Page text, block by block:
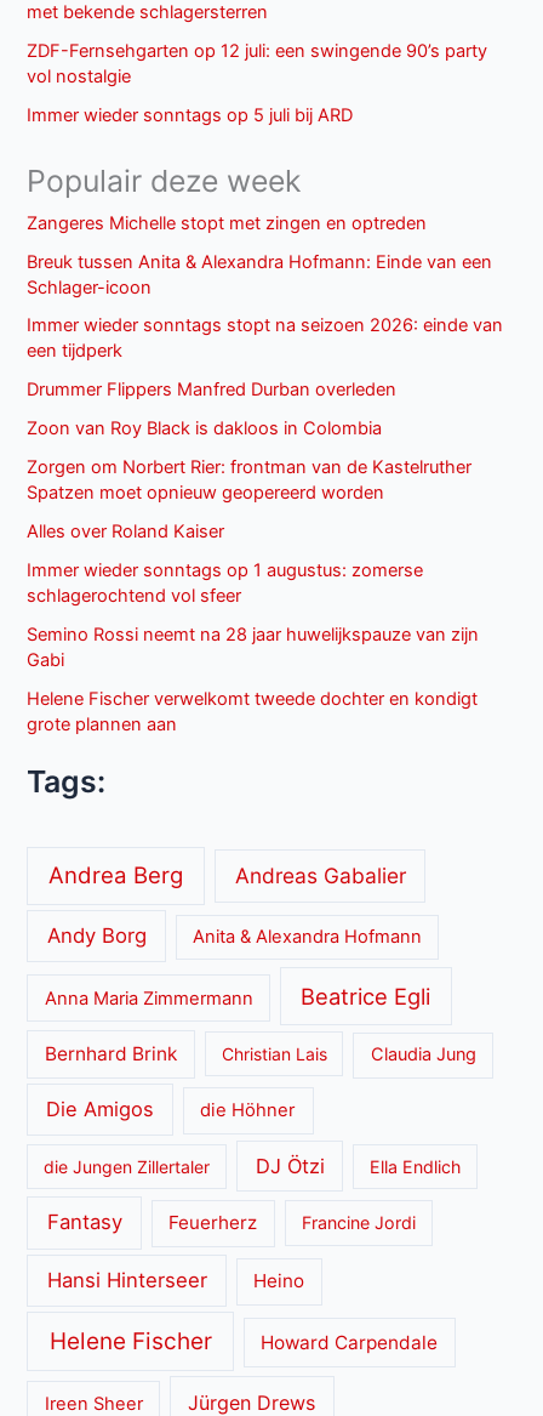
met bekende schlagersterren
ZDF-Fernsehgarten op 12 juli: een swingende 90’s party
vol nostalgie
Immer wieder sonntags op 5 juli bij ARD
Populair deze week
Zangeres Michelle stopt met zingen en optreden
Breuk tussen Anita & Alexandra Hofmann: Einde van een
Schlager-icoon
Immer wieder sonntags stopt na seizoen 2026: einde van
een tijdperk
Drummer Flippers Manfred Durban overleden
Zoon van Roy Black is dakloos in Colombia
Zorgen om Norbert Rier: frontman van de Kastelruther
Spatzen moet opnieuw geopereerd worden
Alles over Roland Kaiser
Immer wieder sonntags op 1 augustus: zomerse
schlagerochtend vol sfeer
Semino Rossi neemt na 28 jaar huwelijkspauze van zijn
Gabi
Helene Fischer verwelkomt tweede dochter en kondigt
grote plannen aan
Tags:
Andrea Berg Andreas Gabalier
Andy Borg Anita & Alexandra Hofmann
Anna Maria Zimmermann Beatrice Egli
Bernhard Brink Christian Lais Claudia Jung
Die Amigos die Höhner
die Jungen Zillertaler DJ Ötzi Ella Endlich
Fantasy Feuerherz Francine Jordi
Hansi Hinterseer Heino
Helene Fischer Howard Carpendale
Ireen Sheer Jürgen Drews